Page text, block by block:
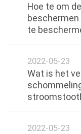
Hoe te om
te
2022-05-23
Wat is het
2022-05-23